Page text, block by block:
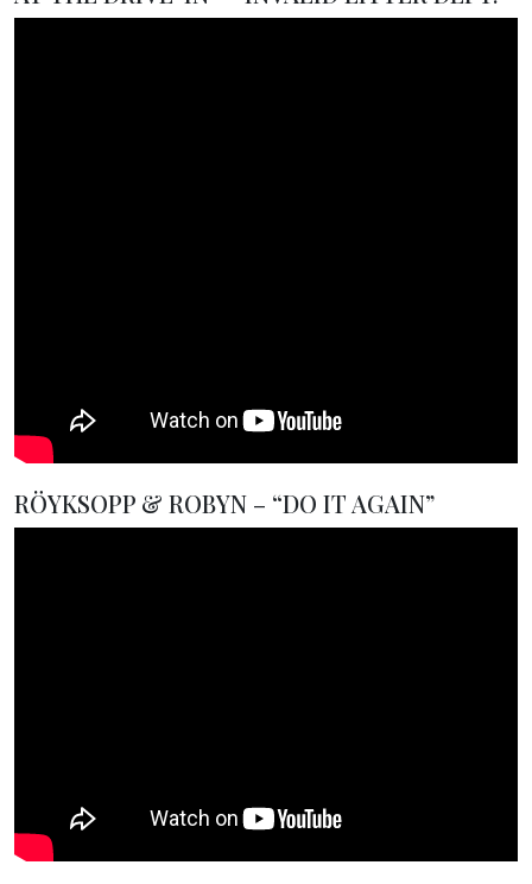
RÖYKSOPP & ROBYN – “DO IT AGAIN”